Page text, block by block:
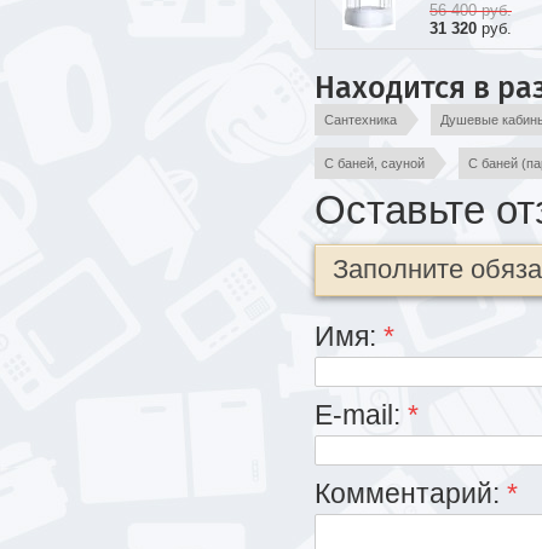
56 400руб.
31 320 руб.
Находится в
Сантехника Душевые
С баней, сауной С баней
Оставьте
Заполните
Имя: *
E-mail: *
Комментарий: *